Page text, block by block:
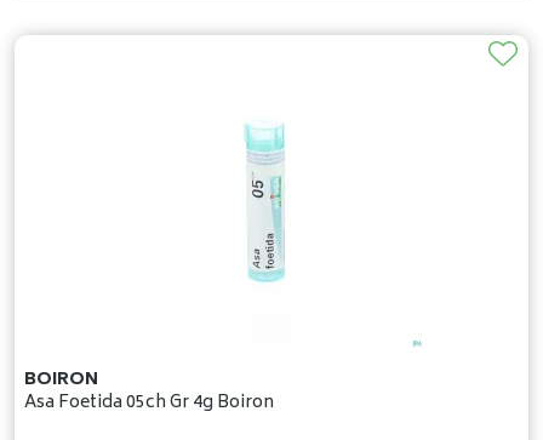
BOIRON
Asa Foetida 05ch Gr 4g Boiron